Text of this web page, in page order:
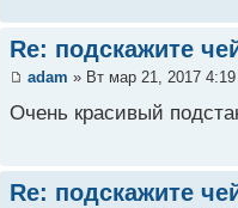
Re: подскажите
adam » Вт мар 21, 2017
Очень красивый
Re: подскажите